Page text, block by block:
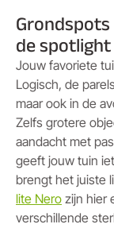
de spotlight
Jouw favoriete
Logisch, de
maar ook in de
Zelfs grotere
aandacht met
geeft jouw tuin
brengt het juiste
lite Nero zijn hier
verschillende